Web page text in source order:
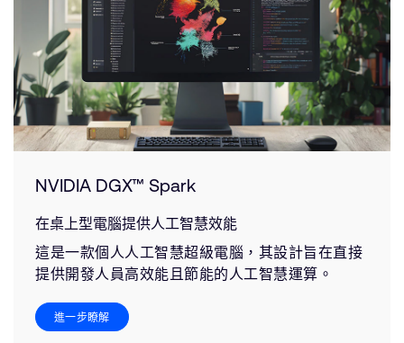
NVIDIA DGX™ Spark
在桌上型電腦提供人工智慧效能
這是一款個人人工智慧超級電腦，其設計旨在直接
提供開發人員高效能且節能的人工智慧運算。
進一步瞭解